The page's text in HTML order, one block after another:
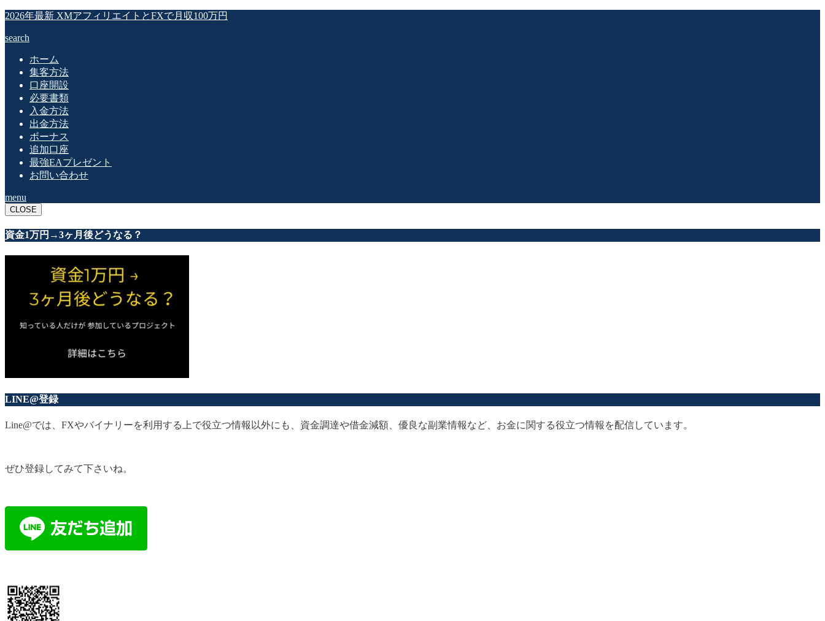
2026年最新 XMアフィリエイトとFXで月収100万円
search
ホーム
集客方法
口座開設
必要書類
入金方法
出金方法
ボーナス
追加口座
最強EAプレゼント
お問い合わせ
menu
CLOSE
資金1万円→3ヶ月後どうなる？
LINE@登録
Line@では、FXやバイナリーを利用する上で役立つ情報以外にも、資金調達や借金減額、優良な副業情報など、お金に関する役立つ情報を配信しています。
ぜひ登録してみて下さいね。